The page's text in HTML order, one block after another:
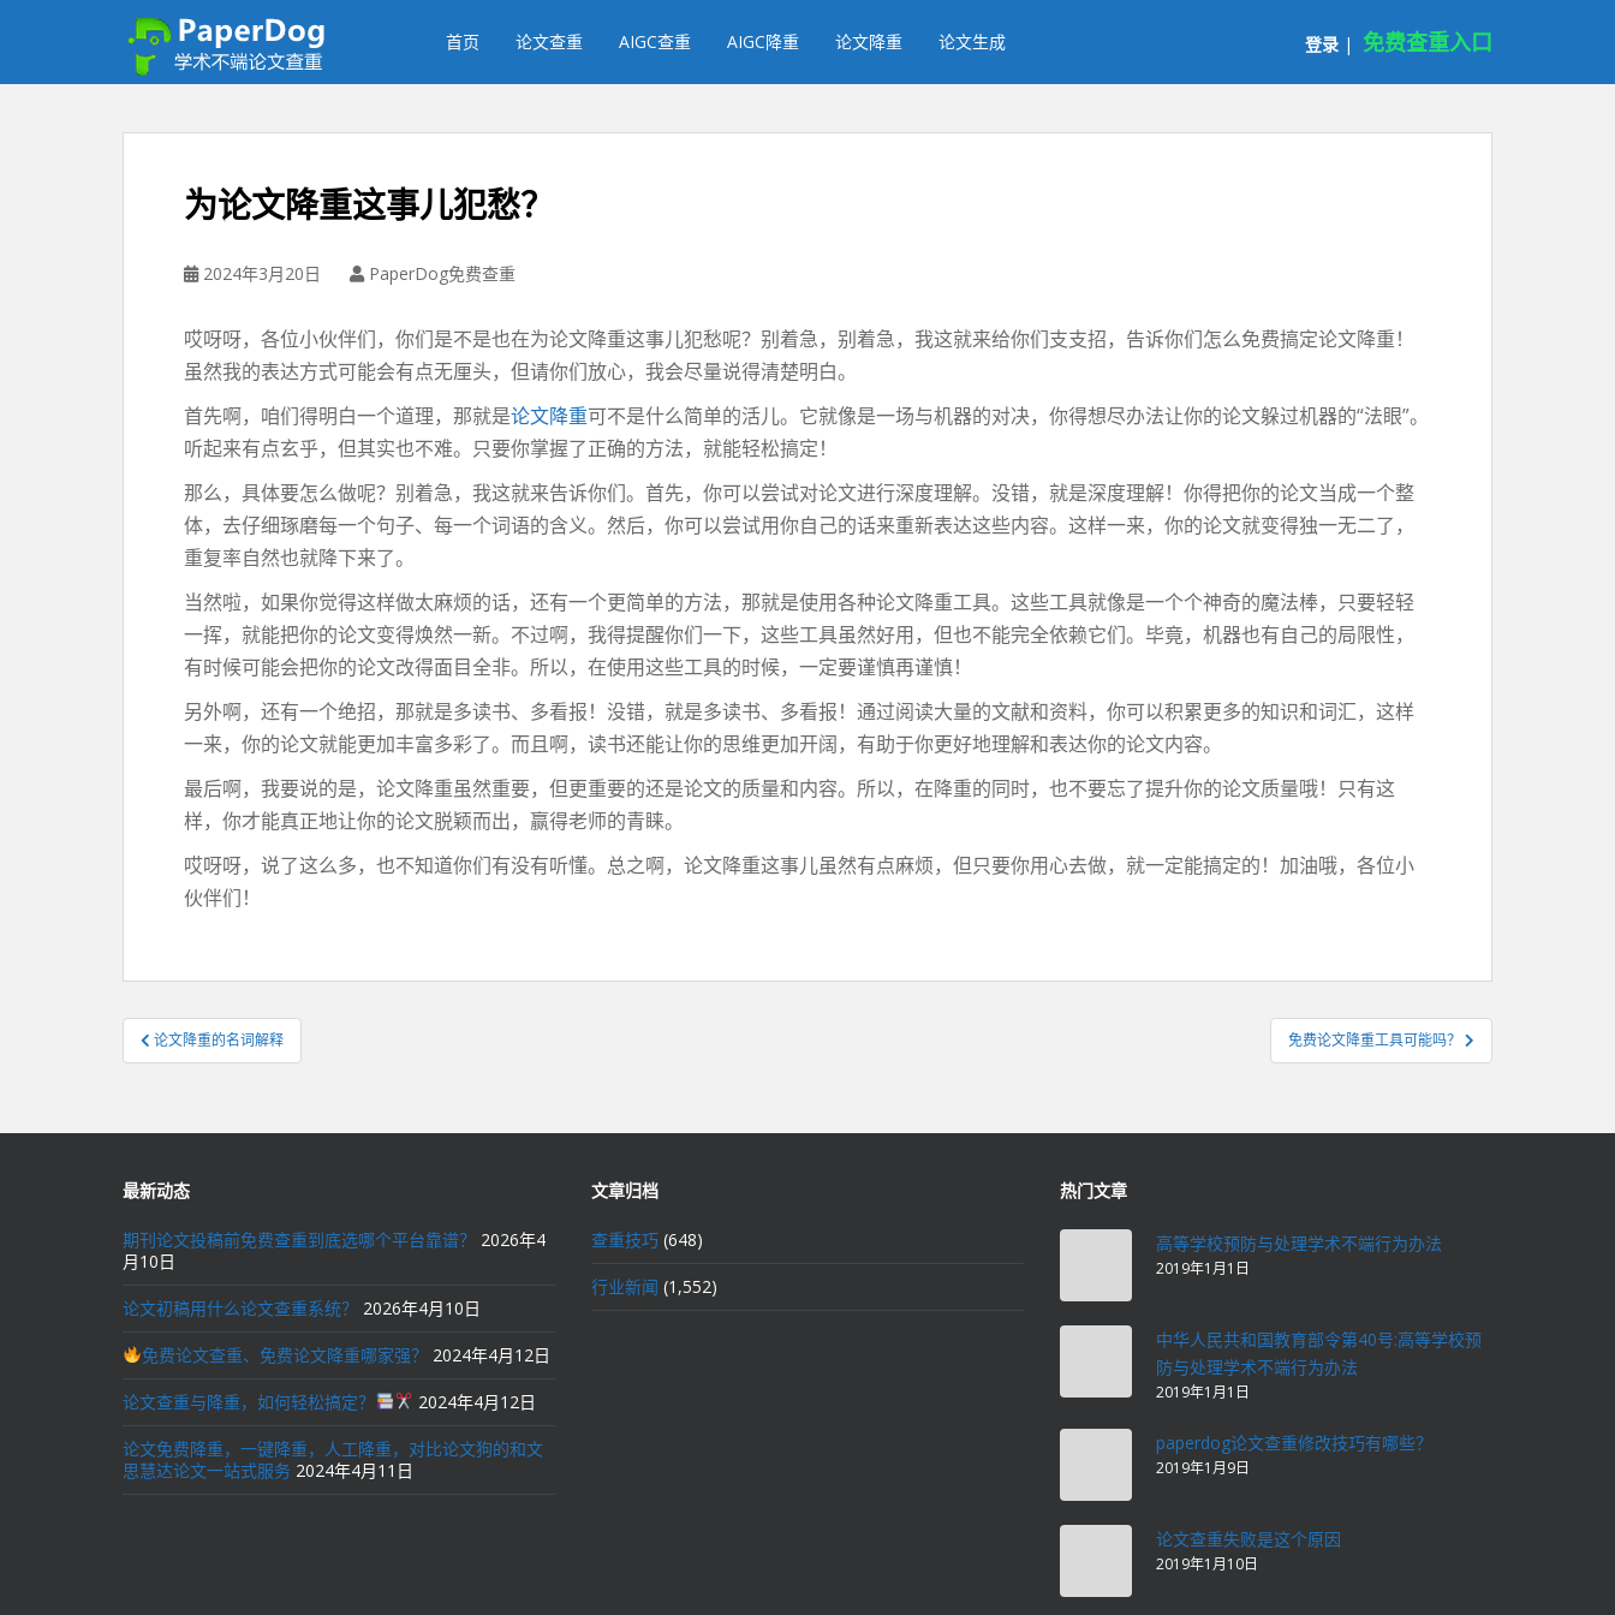
首页 论文查重 AIGC查重 AIGC降重 论文降重 论文生成 登录 | 免费查重入口
为论文降重这事儿犯愁？
2024年3月20日 PaperDog免费查重
哎呀呀，各位小伙伴们，你们是不是也在为论文降重这事儿犯愁呢？别着急，别着急，我这就来给你们支支招，告诉你们怎么免费搞定论文降重！
虽然我的表达方式可能会有点无厘头，但请你们放心，我会尽量说得清楚明白。
首先啊，咱们得明白一个道理，那就是论文降重可不是什么简单的活儿。它就像是一场与机器的对决，你得想尽办法让你的论文躲过机器的“法眼”。
听起来有点玄乎，但其实也不难。只要你掌握了正确的方法，就能轻松搞定！
那么，具体要怎么做呢？别着急，我这就来告诉你们。首先，你可以尝试对论文进行深度理解。没错，就是深度理解！你得把你的论文当成一个整
体，去仔细琢磨每一个句子、每一个词语的含义。然后，你可以尝试用你自己的话来重新表达这些内容。这样一来，你的论文就变得独一无二了，
重复率自然也就降下来了。
当然啦，如果你觉得这样做太麻烦的话，还有一个更简单的方法，那就是使用各种论文降重工具。这些工具就像是一个个神奇的魔法棒，只要轻轻
一挥，就能把你的论文变得焕然一新。不过啊，我得提醒你们一下，这些工具虽然好用，但也不能完全依赖它们。毕竟，机器也有自己的局限性，
有时候可能会把你的论文改得面目全非。所以，在使用这些工具的时候，一定要谨慎再谨慎！
另外啊，还有一个绝招，那就是多读书、多看报！没错，就是多读书、多看报！通过阅读大量的文献和资料，你可以积累更多的知识和词汇，这样
一来，你的论文就能更加丰富多彩了。而且啊，读书还能让你的思维更加开阔，有助于你更好地理解和表达你的论文内容。
最后啊，我要说的是，论文降重虽然重要，但更重要的还是论文的质量和内容。所以，在降重的同时，也不要忘了提升你的论文质量哦！只有这
样，你才能真正地让你的论文脱颖而出，赢得老师的青睐。
哎呀呀，说了这么多，也不知道你们有没有听懂。总之啊，论文降重这事儿虽然有点麻烦，但只要你用心去做，就一定能搞定的！加油哦，各位小
伙伴们！
文
章
航
论文降重的名词解释 免费论文降重工具可能吗？
最新动态
期刊论文投稿前免费查重到底选哪个平台靠谱？
2026年4
月10日
论文初稿用什么论文查重系统？ 2026年4月10日
免费论文查重、免费论文降重哪家强？ 2024年4月12日
论文查重与降重，如何轻松搞定？ 2024年4月12日
论文免费降重，一键降重，人工降重，对比论文狗的和文
思慧达论文一站式服务 2024年4月11日
文章归档
查重技巧 (648)
行业新闻 (1,552)
热门文章
高等学校预防与处理学术不端行为办法
2019年1月1日
中华人民共和国教育部令第40号:高等学校预
防与处理学术不端行为办法
2019年1月1日
paperdog论文查重修改技巧有哪些？
2019年1月9日
论文查重失败是这个原因
2019年1月10日